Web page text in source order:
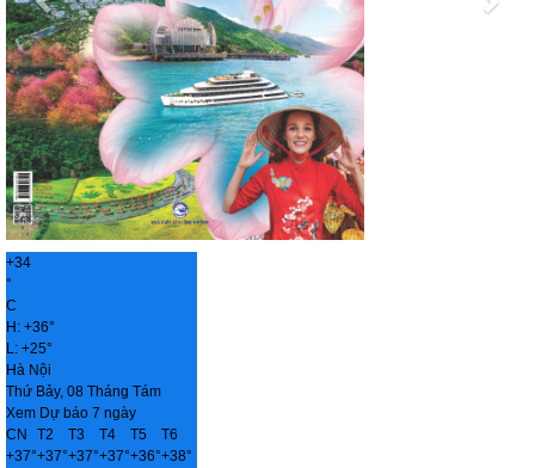
+34
°
C
H: +36°
L: +25°
Hà Nội
Thứ Bảy, 08 Tháng Tám
Xem Dự báo 7 ngày
CN
T2 T3 T4 T5
T6
+37°+37°+37°+37°+36°+38°